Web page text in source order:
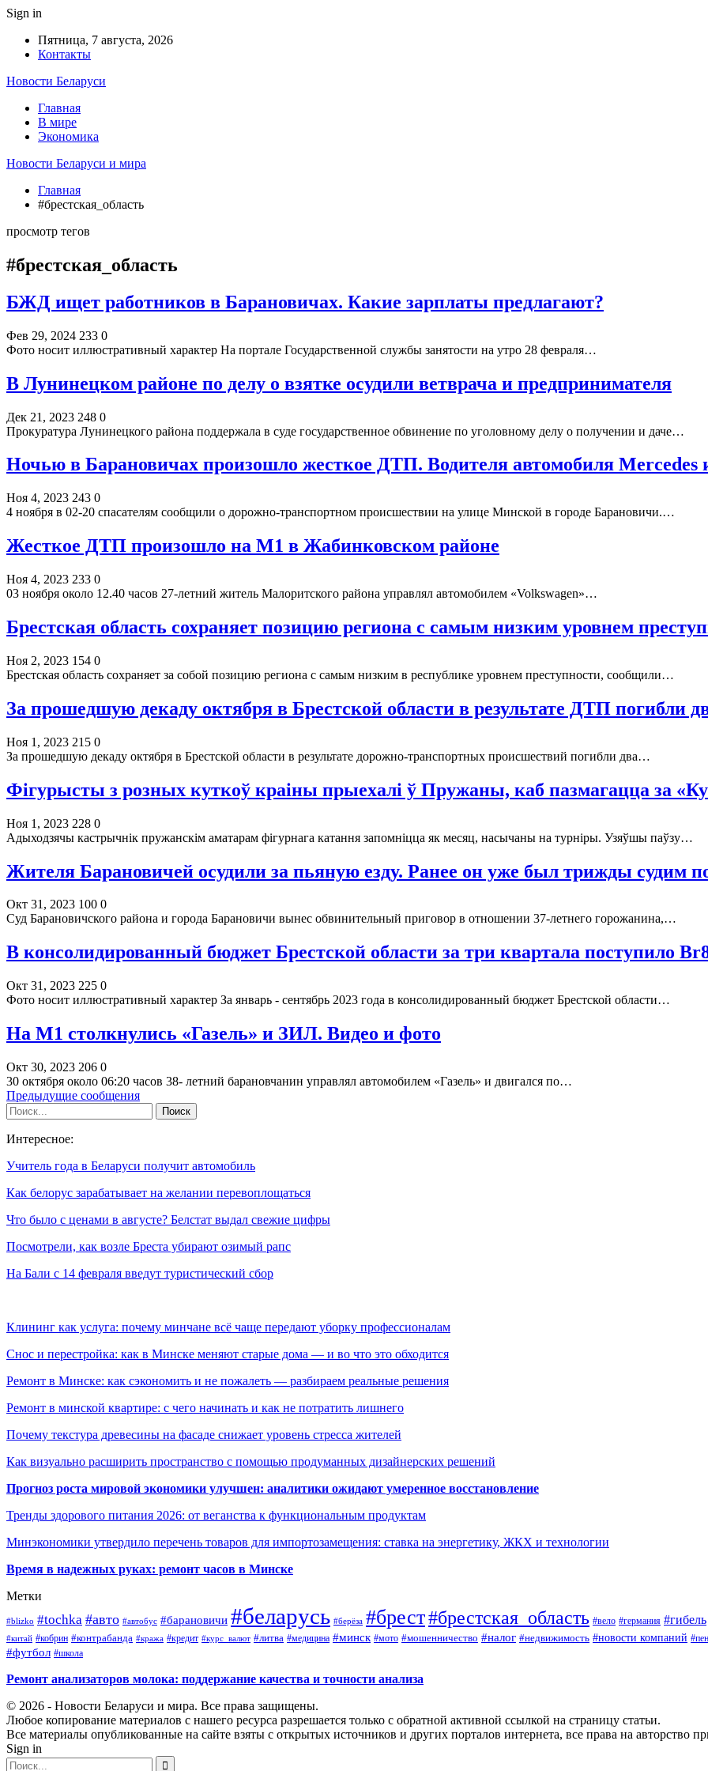
Sign in
Пятница, 7 августа, 2026
Контакты
Новости Беларуси
Главная
В мире
Экономика
Новости Беларуси и мира
Главная
#брестская_область
просмотр тегов
#брестская_область
БЖД ищет работников в Барановичах. Какие зарплаты предлагают?
Фев 29, 2024 233 0
Фото носит иллюстративный характер На портале Государственной службы занятости на утро 28 февраля…
В Лунинецком районе по делу о взятке осудили ветврача и предпринимателя
Дек 21, 2023 248 0
Прокуратура Лунинецкого района поддержала в суде государственное обвинение по уголовному делу о получении и даче…
Ночью в Барановичах произошло жесткое ДТП. Водителя автомобиля Mercedes
Ноя 4, 2023 243 0
4 ноября в 02-20 спасателям сообщили о дорожно-транспортном происшествии на улице Минской в городе Барановичи.…
Жесткое ДТП произошло на М1 в Жабинковском районе
Ноя 4, 2023 233 0
03 ноября около 12.40 часов 27-летний житель Малоритского района управлял автомобилем «Volkswagen»…
Брестская область сохраняет позицию региона с самым низким уровнем
Ноя 2, 2023 154 0
Брестская область сохраняет за собой позицию региона с самым низким в республике уровнем преступности, сообщили…
За прошедшую декаду октября в Брестской области в результате ДТП погибли
Ноя 1, 2023 215 0
За прошедшую декаду октября в Брестской области в результате дорожно-транспортных происшествий погибли два…
Фігурысты з розных куткоў краіны прыехалі ў Пружаны, каб пазмагацца за
Ноя 1, 2023 228 0
Адыходзячы кастрычнік пружанскім аматарам фігурнага катання запомніцца як месяц, насычаны на турніры. Узяўшы паўзу…
Жителя Барановичей осудили за пьяную езду. Ранее он уже был трижды судим
Окт 31, 2023 100 0
Суд Барановичского района и города Барановичи вынес обвинительный приговор в отношении 37-летнего горожанина,…
В консолидированный бюджет Брестской области за три квартала поступило
Окт 31, 2023 225 0
Фото носит иллюстративный характер За январь - сентябрь 2023 года в консолидированный бюджет Брестской области…
На М1 столкнулись «Газель» и ЗИЛ. Видео и фото
Окт 30, 2023 206 0
30 октября около 06:20 часов 38- летний барановчанин управлял автомобилем «Газель» и двигался по…
Предыдущие сообщения
Интересное:
Учитель года в Беларуси получит автомобиль
Как белорус зарабатывает на желании перевоплощаться
Что было с ценами в августе? Белстат выдал свежие цифры
Посмотрели, как возле Бреста убирают озимый рапс
На Бали с 14 февраля введут туристический сбор
Клининг как услуга: почему минчане всё чаще передают уборку профессионалам
Снос и перестройка: как в Минске меняют старые дома — и во что это обходится
Ремонт в Минске: как сэкономить и не пожалеть — разбираем реальные решения
Ремонт в минской квартире: с чего начинать и как не потратить лишнего
Почему текстура древесины на фасаде снижает уровень стресса жителей
Как визуально расширить пространство с помощью продуманных дизайнерских решений
Прогноз роста мировой экономики улучшен: аналитики ожидают умеренное восстановление
Тренды здорового питания 2026: от веганства к функциональным продуктам
Минэкономики утвердило перечень товаров для импортозамещения: ставка на энергетику, ЖКХ и технологии
Время в надежных руках: ремонт часов в Минске
Метки
#blizko #tochka #авто #автобус #барановичи #беларусь #берёза #брест#брестская_область #вело #германия #гибель
#китай #кобрин #контрабанда #кража #кредит #курс_валют #литва #медицина #минск #мото #мошенничество #налог #недвижимость #новости компаний
#футбол #школа
Ремонт анализаторов молока: поддержание качества и точности анализа
© 2026 - Новости Беларуси и мира. Все права защищены.
Любое копирование материалов с нашего ресурса разрешается только с обратной активной ссылкой на страницу статьи.
Все материалы опубликованные на сайте взяты с открытых источников и других порталов интернета, все права на авторство
Sign in